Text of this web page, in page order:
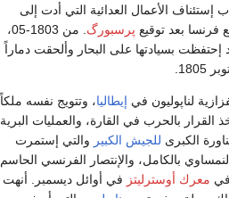
الأعمال العدائية التي أدت إلى
بعد توقيع پرسبورگ
. من 1803-05،
إحتفظت بسيادتها على البحار وألحقت دماراً
لناپوليون في إيطاليا، وتتويج نفسه ملكاً
القرار بالحرب في القارة، والعمليات البرية
الكبرى للجيش الكبير والتي إستمرت
بالكامل، والإنتصار الفرنسي الحاسم
في معرك أوسترليتز في أوائل ديسمبر. أنهت